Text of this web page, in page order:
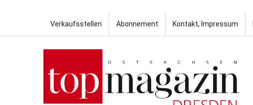
Verkaufsstellen Abonnement Kontakt, Impressum